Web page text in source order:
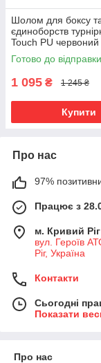
Шолом для боксу
єдиноборств
Touch PU червоний
Готово до відправки
1 095 ₴ 1 245 ₴
Купити
Про нас
97%
Працює з
м. Кривий Ріг
вул. Героїв
Ріг, Україна
Контакти
Сьогодні
Показати
Про нас